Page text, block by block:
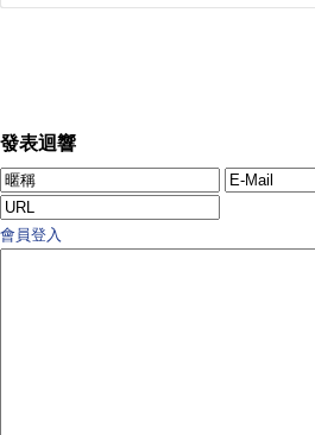
發表迴響
會員登入